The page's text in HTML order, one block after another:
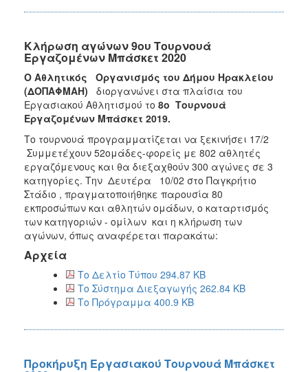
Κλήρωση αγώνων 9ου Τουρνουά
Εργαζομένων Μπάσκετ 2020
O Αθλητικός Οργανισμός του Δήμου Ηρακλείου
(ΔΟΠΑΦΜΑΗ) διοργανώνει στα πλαίσια του
Εργασιακού Αθλητισμού το 8o Τουρνουά
Εργαζομένων Μπάσκετ 2019.
Το τουρνουά προγραμματίζεται να ξεκινήσει 17/2
Συμμετέχουν 52ομάδες-φορείς με 802 αθλητές
εργαζόμενους και θα διεξαχθούν 300 αγώνες σε 3
κατηγορίες. Την Δευτέρα 10/02 στο Παγκρήτιο
Στάδιο , πραγματοποιήθηκε παρουσία 80
εκπροσώπων και αθλητών ομάδων, ο καταρτισμός
των κατηγοριών - ομίλων και η κλήρωση των
αγώνων, όπως αναφέρεται παρακάτω:
Αρχεία
Το Δελτίο Τύπου 294.87 KB
Το Σύστημα Διεξαγωγής 262.84 KB
Το Πρόγραμμα 400.9 KB
Προκήρυξη Εργασιακού Τουρνουά Μπάσκετ